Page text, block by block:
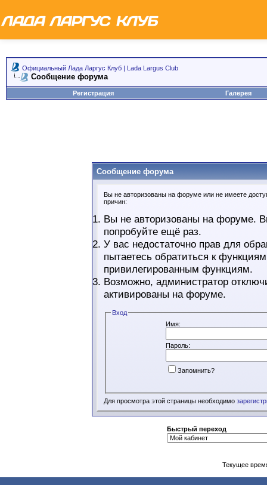
Официальный Лада Ларгус Клуб | Lada Largus Club
Сообщение форума
Регистрация Галерея
Сообщение форума
Вы не авторизованы на форуме или не имеете
причин:
Вы не авторизованы на форуме.
попробуйте ещё раз.
У вас недостаточно прав для
пытаетесь обратиться к
привилегированным функциям.
Возможно, администратор
активированы на форуме.
Вход
Имя:
Пароль:
Запомнить?
Для просмотра этой страницы необходимо
Быстрый переход
Текущее